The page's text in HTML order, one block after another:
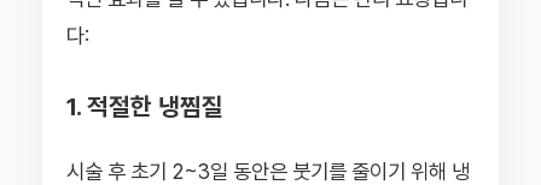
다:
1. 적절한 냉찜질
시술 후 초기 2~3일 동안은 붓기를 줄이기 위해 냉